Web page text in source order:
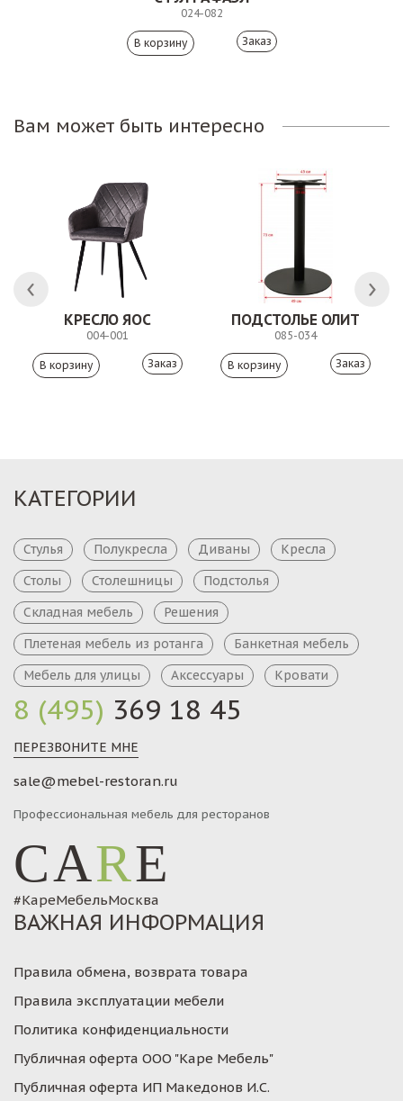
024-082
Заказ
Вам может быть интересно
КРЕСЛО ЯОС
004-001
Заказ
ПОДСТОЛЬЕ ОЛИТ
085-034
Заказ
8 (495) 369 18 45
ПЕРЕЗВОНИТЕ МНЕ
sale@mebel-restoran.ru
Профессиональная мебель для ресторанов
CARE
#КареМебельМосква
КАТЕГОРИИ
Стулья Полукресла Диваны
Кресла
Столы
Столешницы
Подстолья
Складная мебель
Решения
Плетеная мебель из ротанга
Банкетная мебель
Мебель для улицы
Аксессуары Кровати
ВАЖНАЯ ИНФОРМАЦИЯ
Правила обмена, возврата товара
Правила эксплуатации мебели
Политика конфиденциальности
Публичная оферта ООО "Каре Мебель"
Публичная оферта ИП Македонов И.С.